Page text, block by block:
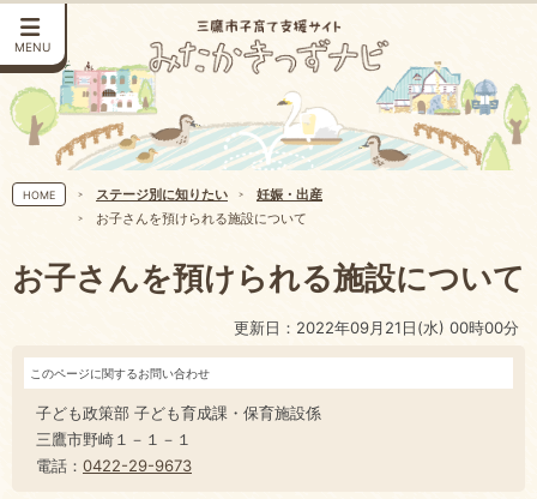
MENU
HOME ステージ別に知りたい
妊娠・出産
お子さんを預けられる施設について
お子さんを預けられる施設について
更新日：2022年09月21日(水) 00時00分
このページに関するお問い合わせ
子ども政策部 子ども育成課・保育施設係
三鷹市野崎１－１－１
電話： 0422-29-9673